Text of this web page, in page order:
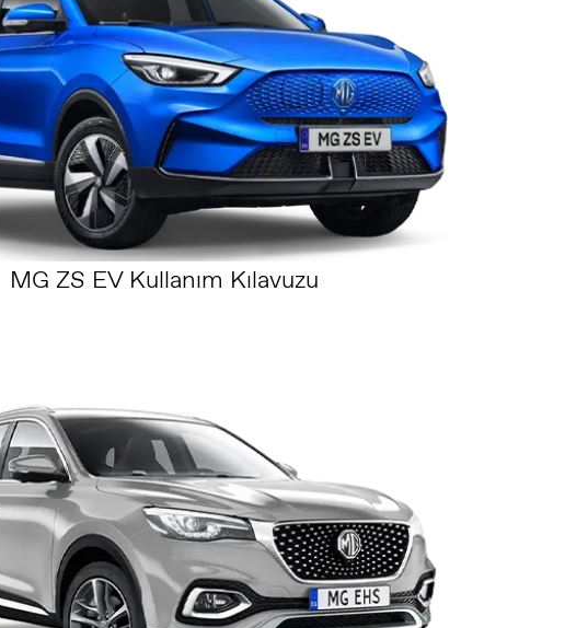
MG ZS EV Kullanım Kılavuzu